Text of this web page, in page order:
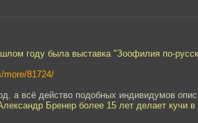
году была выставка "Зоофилия по-
more/81724/
а всё действо подобных индивидумов
Бренер более 15 лет делает кучи